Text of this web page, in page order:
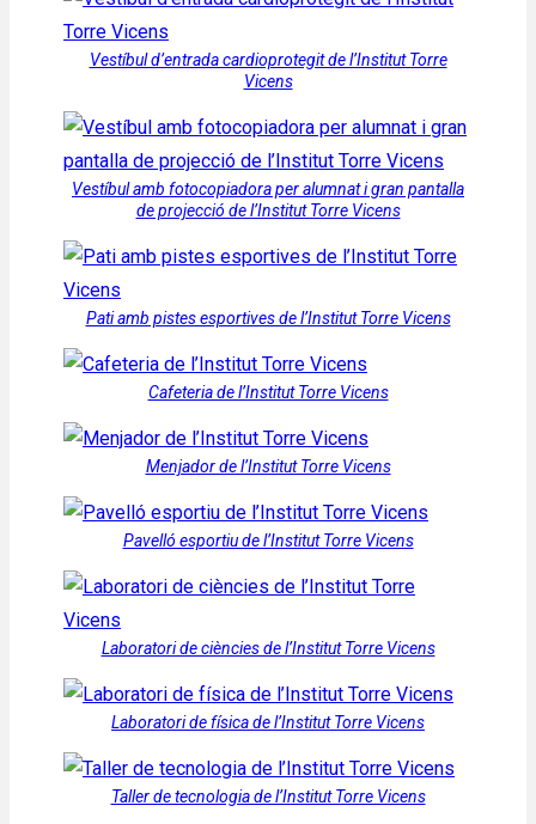
Vestíbul d’entrada cardioprotegit de l’Institut Torre
Vicens
Vestíbul amb fotocopiadora per alumnat i gran pantalla
de projecció de l’Institut Torre Vicens
Pati amb pistes esportives de l’Institut Torre Vicens
Cafeteria de l’Institut Torre Vicens
Menjador de l’Institut Torre Vicens
Pavelló esportiu de l’Institut Torre Vicens
Laboratori de ciències de l’Institut Torre Vicens
Laboratori de física de l’Institut Torre Vicens
Taller de tecnologia de l’Institut Torre Vicens